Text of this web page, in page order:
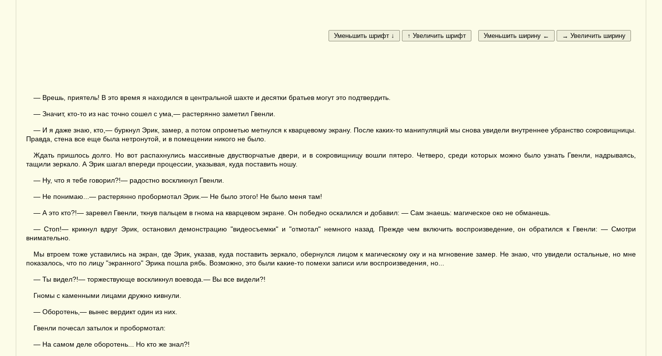
— Врешь, приятель! В это время я находился в центральной шахте и десятки братьев могут это подтвердить.
— Значит, кто-то из нас точно сошел с ума,— растерянно заметил Гвенли.
— И я даже знаю, кто,— буркнул Эрик, замер, а потом опрометью метнулся к кварцевому экрану. После каких-то манипуляций мы снова увидели внутреннее убранство сокровищницы.
Правда, стена все еще была нетронутой, и в помещении никого не было.
Ждать пришлось долго. Но вот распахнулись массивные двустворчатые двери, и в сокровищницу вошли пятеро. Четверо, среди которых можно было узнать Гвенли, надрываясь,
тащили зеркало. А Эрик шагал впереди процессии, указывая, куда поставить ношу.
— Ну, что я тебе говорил?!— радостно воскликнул Гвенли.
— Не понимаю...— растерянно пробормотал Эрик.— Не было этого! Не было меня там!
— А это кто?!— заревел Гвенли, ткнув пальцем в гнома на кварцевом экране. Он победно оскалился и добавил: — Сам знаешь: магическое око не обманешь.
— Стоп!— крикнул вдруг Эрик, остановил демонстрацию "видеосъемки" и "отмотал" немного назад. Прежде чем включить воспроизведение, он обратился к Гвенли: — Смотри
внимательно.
Мы втроем тоже уставились на экран, где Эрик, указав, куда поставить зеркало, обернулся лицом к магическому оку и на мгновение замер. Не знаю, что увидели остальные, но мне
показалось, что по лицу "экранного" Эрика пошла рябь. Возможно, это были какие-то помехи записи или воспроизведения, но...
— Ты видел?!— торжествующе воскликнул воевода.— Вы все видели?!
Гномы с каменными лицами дружно кивнули.
— Оборотень,— вынес вердикт один из них.
Гвенли почесал затылок и пробормотал:
— На самом деле оборотень... Но кто же знал?!